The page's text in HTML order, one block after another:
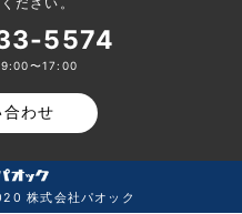
5574
9:00〜17:00
合わせ
株式会社パオック